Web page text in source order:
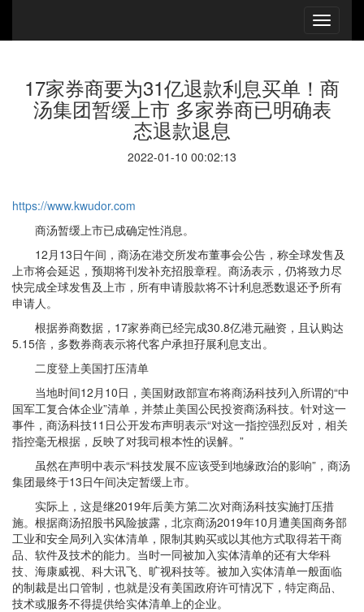
17家券商要为31亿退款利息买单！商
汤集团暂缓上市 多家券商已明确表
态退款退息
2022-01-10 00:02:13
https://www.kwudor.com
商汤暂缓上市已成确定性消息。
12月13日午间，商汤在港交所发布董事会公告，称全球发售及
上市将会延迟，预期将刊发补充招股章程。商汤表示，仍将致力尽
快完成全球发售及上市，所有申请股款将不计利息悉数退还予所有
申请人。
根据券商数据，17家券商已经完成30.8亿港元融资，且认购达
5.15倍，多数券商表示将代客户承担孖展利息支出。
二度登上美国打压清单
当地时间12月10日，美国财政部宣布将商汤科技列入所谓的“中
国军工复合体企业”清单，并禁止美国公民投资商汤科技。针对这一
事件，商汤科技11日公开发布声明表示“对这一指控强烈反对，相关
指控毫无根据，反映了对我司根本性的误解。”
虽然在声明中表示“科技发展不应该受到地缘政治的影响”，商汤
集团最终于13日午间决定暂缓上市。
实际上，这是继2019年后美方第二次对商汤科技实施打压措
施。根据商汤招股书风险披露，北京商汤2019年10月遭美国商务部
工业和安全局列入实体清单，限制其购买或以其他方式取得若干商
品、软件及技术的能力。当时一同被加入实体清单的还有大华科
技、海康威视、科大讯飞、旷视科技等。被加入实体清单一般面临
的制裁是出口管制，也就是没有美国政府许可情况下，特定商品、
技术或服务不得提供给实体清单上的企业。